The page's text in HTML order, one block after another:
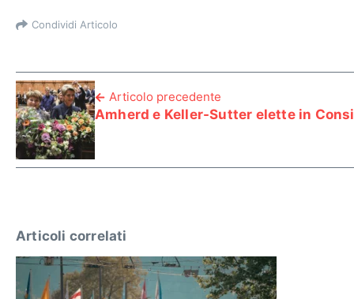
Condividi Articolo
Articolo precedente
Amherd e Keller-Sutter elette in
Articoli correlati